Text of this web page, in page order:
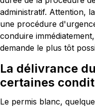
administratif. Attention,
une procédure
conduire
demande le plus tôt
La délivrance
certaines
Le permis blanc,